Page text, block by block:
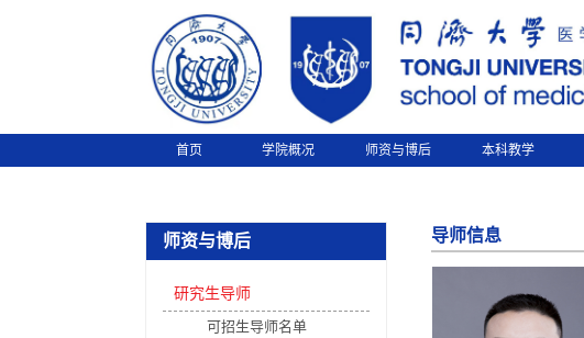
首页 学院概况 师资与博后 本科教学
师资与博后
研究生导师
可招生导师名单
导师信息